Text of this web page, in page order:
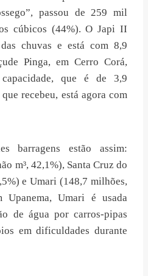
passou de 259 mil
cúbicos (44%). O Japi II
chuvas e está com 8,9
Pinga, em Cerro Corá,
que é de 3,9
recebeu, está agora com
barragens estão assim:
m³, 42,1%), Santa Cruz do
e Umari (148,7 milhões,
Upanema, Umari é usada
de água por carros-pipas
em dificuldades durante